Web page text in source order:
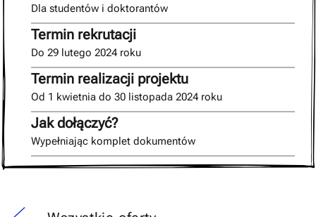
Dla studentów i doktorantów
Termin rekrutacji
Do 29 lutego 2024 roku
Termin realizacji projektu
Od 1 kwietnia do 30 listopada 2024 roku
Jak dołączyć?
Wypełniając komplet dokumentów